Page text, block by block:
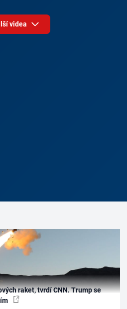
videa
raket, tvrdí CNN. Trump se